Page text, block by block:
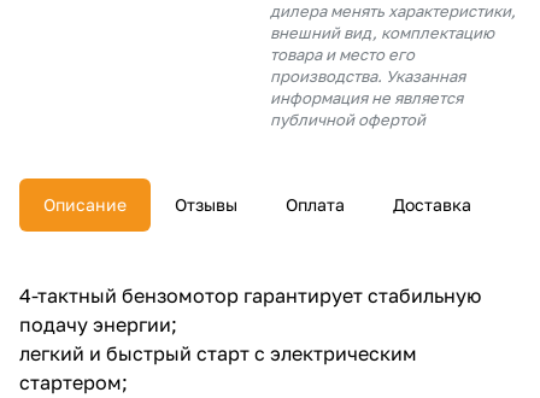
дилера менять характеристики,
внешний вид, комплектацию
товара и место его
производства. Указанная
информация не является
публичной офертой
Описание Отзывы Оплата Доставка
4-тактный бензомотор гарантирует стабильную
подачу энергии;
легкий и быстрый старт с электрическим
стартером;
25
раз в 2
Остались вопросы?
8 800 302-02-51
plait.ru